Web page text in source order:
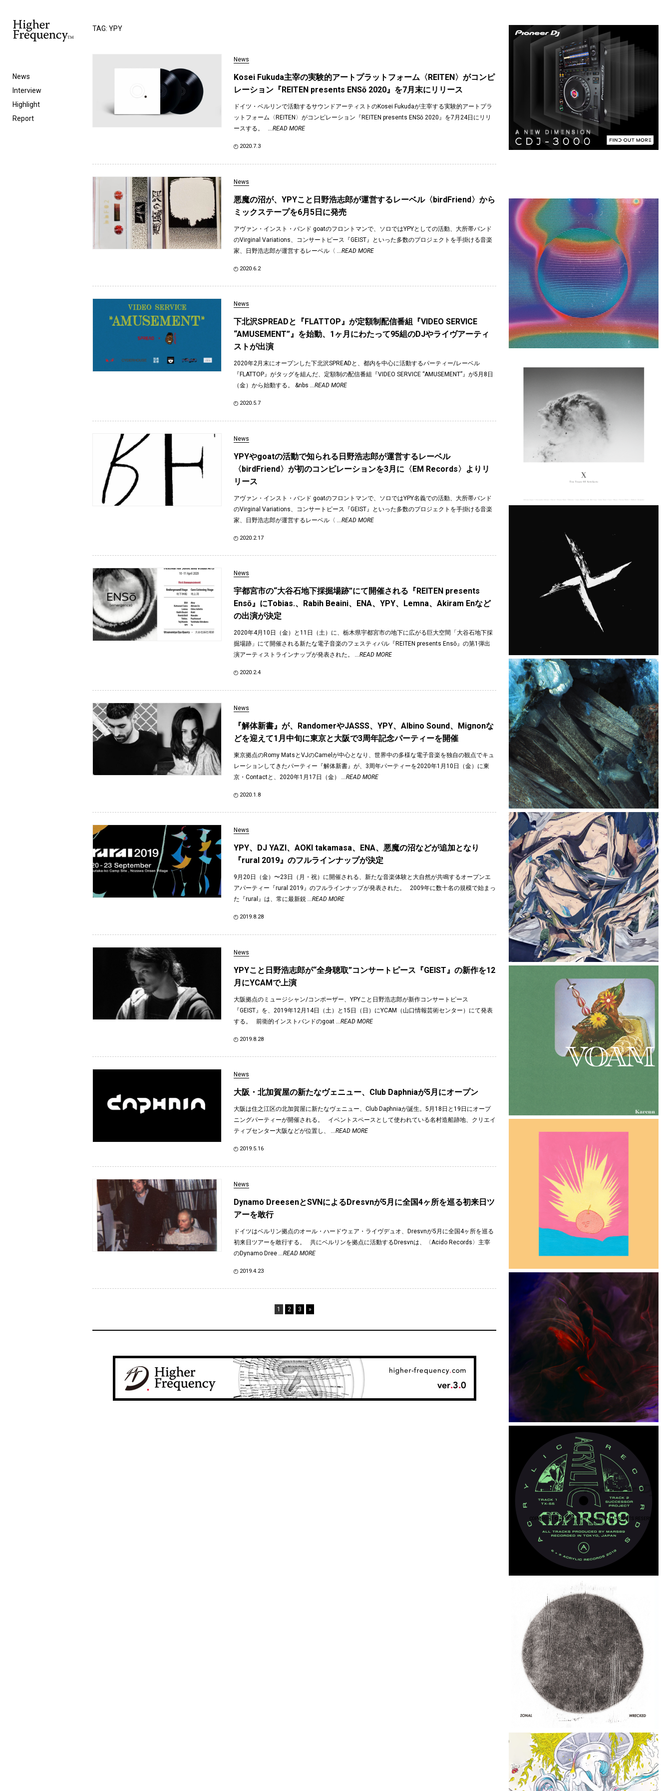
News
Interview
Highlight
Report
TAG: YPY
News
Kosei Fukuda主宰の実験的アートプラットフォーム〈REITEN〉がコンピ
レーション『REITEN presents ENSō 2020』を7月末にリリース
ドイツ・ベルリンで活動するサウンドアーティストのKosei Fukudaが主宰する実験的アートプラ
ットフォーム〈REITEN〉がコンピレーション『REITEN presents ENSō 2020』を7月24日にリリ
ースする。...READ MORE
2020.7.3
News
悪魔の沼が、YPYこと日野浩志郎が運営するレーベル〈birdFriend〉から
ミックステープを6月5日に発売
アヴァン・インスト・バンド goatのフロントマンで、ソロではYPYとしての活動、大所帯バンド
のVirginal Variations、コンサートピース『GEIST』といった多数のプロジェクトを手掛ける音楽
家、日野浩志郎が運営するレーベル〈
...READ MORE
2020.6.2
News
下北沢SPREADと『FLATTOP』が定額制配信番組『VIDEO SERVICE
“AMUSEMENT”』を始動、1ヶ月にわたって95組のDJやライヴアーティ
ストが出演
2020年2月末にオープンした下北沢SPREADと、都内を中心に活動するパーティー/レーベル
『FLATTOP』がタッグを組んだ、定額制の配信番組『VIDEO SERVICE “AMUSEMENT”』が5月8日
（金）から始動する。 &nbs...READ MORE
2020.5.7
News
YPYやgoatの活動で知られる日野浩志郎が運営するレーベル
〈birdFriend〉が初のコンピレーションを3月に〈EM Records〉よりリ
リース
アヴァン・インスト・バンド goatのフロントマンで、ソロではYPY名義での活動、大所帯バンド
のVirginal Variations、コンサートピース『GEIST』といった多数のプロジェクトを手掛ける音楽
家、日野浩志郎が運営するレーベル〈
...READ MORE
2020.2.17
News
宇都宮市の“大谷石地下採掘場跡”にて開催される『REITEN presents
Ensō』にTobias.、Rabih Beaini、ENA、YPY、Lemna、Akiram Enなど
の出演が決定
2020年4月10日（金）と11日（土）に、栃木県宇都宮市の地下に広がる巨大空間「大谷石地下採
掘場跡」にて開催される新たな電子音楽のフェスティバル『REITEN presents Ensō』の第1弾出
演アーティストラインナップが発表された。...READ MORE
2020.2.4
News
『解体新書』が、RandomerやJASSS、YPY、Albino Sound、Mignonな
どを迎えて1月中旬に東京と大阪で3周年記念パーティーを開催
東京拠点のRomy MatsとVJのCamelが中心となり、世界中の多様な電子音楽を独自の観点でキュ
レーションしてきたパーティー『解体新書』が、3周年パーティーを2020年1月10日（金）に東
京・Contactと、2020年1月17日（金）...READ MORE
2020.1.8
News
YPY、DJ YAZI、AOKI takamasa、ENA、悪魔の沼などが追加となり
『rural 2019』のフルラインナップが決定
9月20日（金）〜23日（月・祝）に開催される、新たな音楽体験と大自然が共鳴するオープンエ
アパーティー『rural 2019』のフルラインナップが発表された。 2009年に数十名の規模で始まっ
た『rural』は、常に最新鋭...READ MORE
2019.8.28
News
YPYこと日野浩志郎が“全身聴取”コンサートピース『GEIST』の新作を12
月にYCAMで上演
大阪拠点のミュージシャン/コンポーザー、YPYこと日野浩志郎が新作コンサートピース
『GEIST』を、2019年12月14日（土）と15日（日）にYCAM（山口情報芸術センター）にて発表
する。 前衛的インストバンドのgoat...READ MORE
2019.8.28
News
大阪・北加賀屋の新たなヴェニュー、Club Daphniaが5月にオープン
大阪は住之江区の北加賀屋に新たなヴェニュー、Club Daphniaが誕生。5月18日と19日にオープ
ニングパーティーが開催される。 イベントスペースとして使われている名村造船跡地、クリエイ
ティブセンター大阪などが位置し、...READ MORE
2019.5.16
News
Dynamo DreesenとSVNによるDresvnが5月に全国4ヶ所を巡る初来日ツ
アーを敢行
ドイツはベルリン拠点のオール・ハードウェア・ライヴデュオ、Dresvnが5月に全国4ヶ所を巡る
初来日ツアーを敢行する。 共にベルリンを拠点に活動するDresvnは、〈Acido Records〉主宰
のDynamo Dree...READ MORE
2019.4.23
1 2 3 »
COPYRIGHT © 2015 HigherFrequency ALL RIGHTS RESERVED.